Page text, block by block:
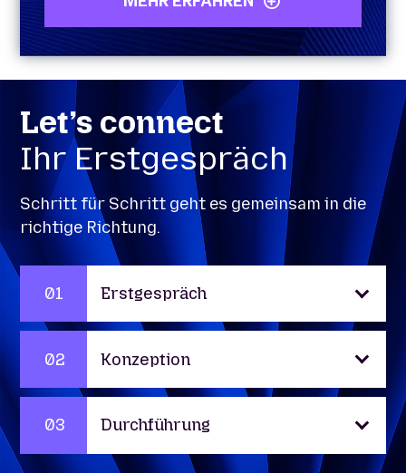
Let’s connect
Ihr Erstgespräch
Schritt für Schritt geht es gemeinsam in die
richtige Richtung.
Erstgespräch
Konzeption
Durchführung